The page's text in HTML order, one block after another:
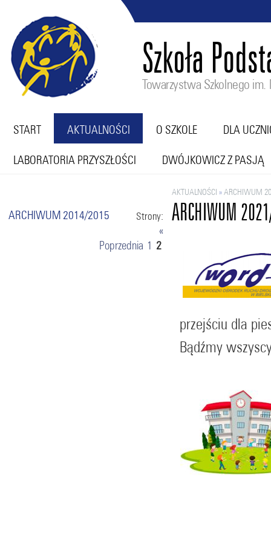
Szkoła
Towarzystwa Szkolnego im.
START AKTUALNOŚCI O SZKOLE DLA
LABORATORIA PRZYSZŁOŚCI DWÓJKOWICZ Z PASJĄ
ARCHIWUM 2014/2015 Strony:
«
Poprzednia 1 2
ARCHIWUM
AKTUALNOŚCI »ARCHIWUM
przejściu dla
Bądźmy